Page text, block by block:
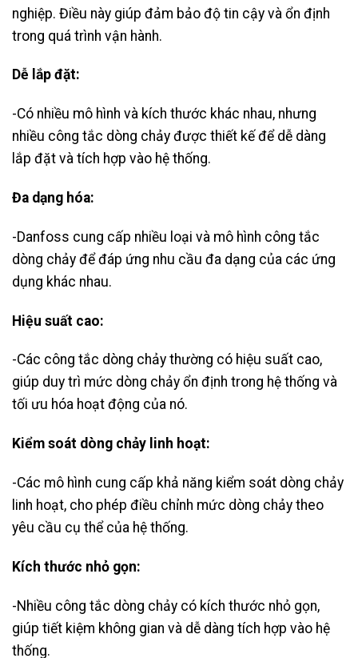
nghiệp. Điều này giúp đảm bảo độ tin cậy và ổn định
trong quá trình vận hành.
Dễ lắp đặt:
-Có nhiều mô hình và kích thước khác nhau, nhưng
nhiều công tắc dòng chảy được thiết kế để dễ dàng
lắp đặt và tích hợp vào hệ thống.
Đa dạng hóa:
-Danfoss cung cấp nhiều loại và mô hình công tắc
dòng chảy để đáp ứng nhu cầu đa dạng của các ứng
dụng khác nhau.
Hiệu suất cao:
-Các công tắc dòng chảy thường có hiệu suất cao,
giúp duy trì mức dòng chảy ổn định trong hệ thống và
tối ưu hóa hoạt động của nó.
Kiểm soát dòng chảy linh hoạt:
-Các mô hình cung cấp khả năng kiểm soát dòng chảy
linh hoạt, cho phép điều chỉnh mức dòng chảy theo
yêu cầu cụ thể của hệ thống.
Kích thước nhỏ gọn:
-Nhiều công tắc dòng chảy có kích thước nhỏ gọn,
giúp tiết kiệm không gian và dễ dàng tích hợp vào hệ
thống.